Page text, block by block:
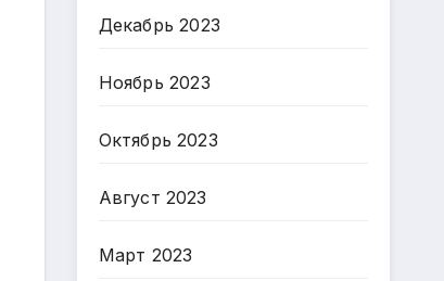
Декабрь 2023
Ноябрь 2023
Октябрь 2023
Август 2023
Март 2023